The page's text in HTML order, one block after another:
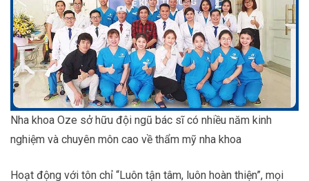
Nha khoa Oze sở hữu đội ngũ bác sĩ có nhiều năm kinh
nghiệm và chuyên môn cao về thẩm mỹ nha khoa
Hoạt động với tôn chỉ “Luôn tận tâm, luôn hoàn thiện”, mọi